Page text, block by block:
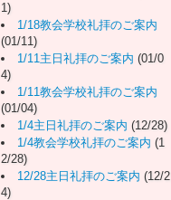
1)
1/18教会学校礼拝のご案内
(01/11)
1/11主日礼拝のご案内 (01/0
4)
1/11教会学校礼拝のご案内
(01/04)
1/4主日礼拝のご案内 (12/28)
1/4教会学校礼拝のご案内 (1
2/28)
12/28主日礼拝のご案内 (12/2
4)